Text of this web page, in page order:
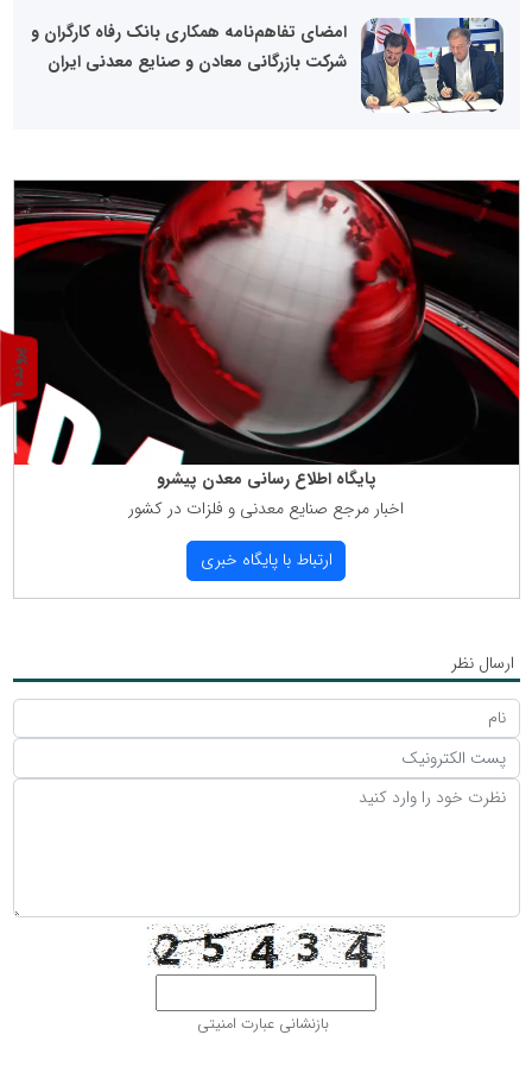
امضای تفاهم‌نامه همکاری بانک رفاه کارگران و
شرکت بازرگانی معادن و صنایع معدنی ایران
پایگاه اطلاع رسانی معدن پیشرو
اخبار مرجع صنایع معدنی و فلزات در كشور
ارتباط با پایگاه خبری
ارسال نظر
بازنشانی عبارت امنیتی
پ
ر
و
ن
د
ه
1